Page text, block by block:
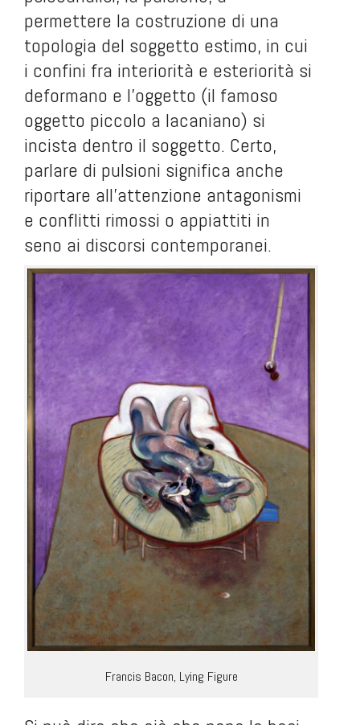
permettere la costruzione di una
topologia del soggetto estimo, in cui
i confini fra interiorità e esteriorità si
deformano e l’oggetto (il famoso
oggetto piccolo a lacaniano) si
incista dentro il soggetto. Certo,
parlare di pulsioni significa anche
riportare all’attenzione antagonismi
e conflitti rimossi o appiattiti in
seno ai discorsi contemporanei.
Francis Bacon, Lying Figure